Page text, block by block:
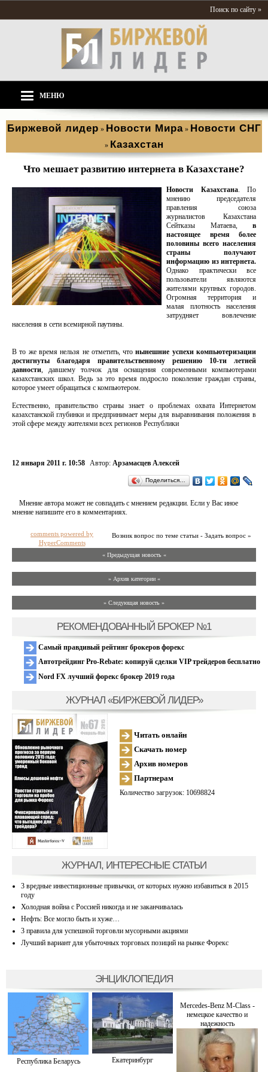
Поиск по сайту »
МЕНЮ
Биржевой лидер » Новости Мира » Новости СНГ
» Казахстан
Что мешает развитию интернета в Казахстане?
Новости Казахстана. По
мнению председателя
правления союза
журналистов Казахстана
Сейтказы Матаева, в
настоящее время более
половины всего населения
страны получают
информацию из интернета.
Однако практически все
пользователи являются
жителями крупных городов.
Огромная территория и
малая плотность населения
затрудняет вовлечение
населения в сети всемирной паутины.
В то же время нельзя не отметить, чтонынешние успехи компьютеризации
достигнуты благодаря правительственному решению 10-ти летней
давности, давшему толчок для оснащения современными компьютерами
казахстанских школ. Ведь за это время подросло поколение граждан страны,
которое умеет обращаться с компьютером.
Естественно, правительство страны знает о проблемах охвата Интернетом
казахстанской глубинки и предпринимает меры для выравнивания положения в
этой сфере между жителями всех регионов Республики
12 января 2011 г. 10:58 Автор: Арзамасцев Алексей
Поделиться…
Мнение автора может не совпадать с мнением редакции. Если у Вас иное
мнение напишите его в комментариях.
Возник вопрос по теме статьи - Задать вопрос »
comments powered by
HyperComments
« Предыдущая новость «
» Архив категории «
» Следующая новость »
РЕКОМЕНДОВАННЫЙ БРОКЕР №1
Самый правдивый рейтинг брокеров форекс
Автотрейдинг Pro-Rebate: копируй сделки VIP трейдеров бесплатно
Nord FX лучший форекс брокер 2019 года
ЖУРНАЛ «БИРЖЕВОЙ ЛИДЕР»
Читать онлайн
Скачать номер
Архив номеров
Партнерам
Количество загрузок: 10698824
ЖУРНАЛ, ИНТЕРЕСНЫЕ СТАТЬИ
3 вредные инвестиционные привычки, от которых нужно избавиться в 2015
году
Холодная война с Россией никогда и не заканчивалась
Нефть: Все могло быть и хуже…
3 правила для успешной торговли мусорными акциями
Лучший вариант для убыточных торговых позиций на рынке Форекс
ЭНЦИКЛОПЕДИЯ
Республика Беларусь Екатеринбург
Mercedes-Benz M-Class -
немецкое качество и
надежность